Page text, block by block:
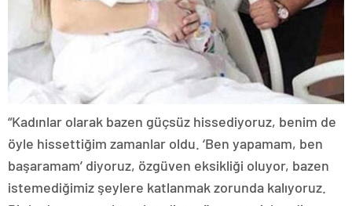
“Kadınlar olarak bazen güçsüz hissediyoruz, benim de
öyle hissettiğim zamanlar oldu. ‘Ben yapamam, ben
başaramam’ diyoruz, özgüven eksikliği oluyor, bazen
istemediğimiz şeylere katlanmak zorunda kalıyoruz.